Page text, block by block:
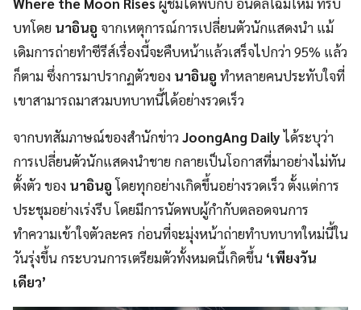
บทโดย นาอินอู จากเหตุการณ์การเปลี่ยนตัวนักแสดงนำ แม้
เดิมการถ่ายทำซีรีส์เรื่องนี้จะคืบหน้าแล้วเสร็จไปกว่า 95% แล้ว
ก็ตาม ซึ่งการมาปรากฏตัวของ นาอินอู ทำหลายคนประทับใจที่
เขาสามารถมาสวมบทบาทนี้ได้อย่างรวดเร็ว
จากบทสัมภาษณ์ของสำนักข่าวJoongAng Dailyได้ระบุว่า
การเปลี่ยนตัวนักแสดงนำชาย กลายเป็นโอกาสที่มาอย่างไม่ทัน
ตั้งตัว ของ นาอินอูโดยทุกอย่างเกิดขึ้นอย่างรวดเร็ว ตั้งแต่การ
ประชุมอย่างเร่งรีบ โดยมีการนัดพบผู้กำกับตลอดจนการ
ทำความเข้าใจตัวละคร ก่อนที่จะมุ่งหน้าถ่ายทำบทบาทใหม่นี้ใน
วันรุ่งขึ้น กระบวนการเตรียมตัวทั้งหมดนี้เกิดขึ้น ‘เพียงวัน
เดียว’